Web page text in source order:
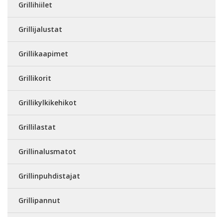
Grillihiilet
Grillijalustat
Grillikaapimet
Grillikorit
Grillikylkikehikot
Grillilastat
Grillinalusmatot
Grillinpuhdistajat
Grillipannut